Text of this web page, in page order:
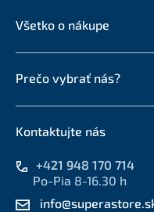
Všetko o nákupe
Prečo vybrať nás?
Kontaktujte nás
+421 948 170 714
Po-Pia 8-16.30 h